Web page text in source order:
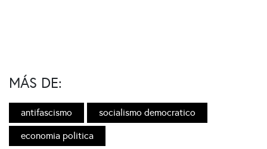
MÁS DE:
antifascismo socialismo democratico
economia politica